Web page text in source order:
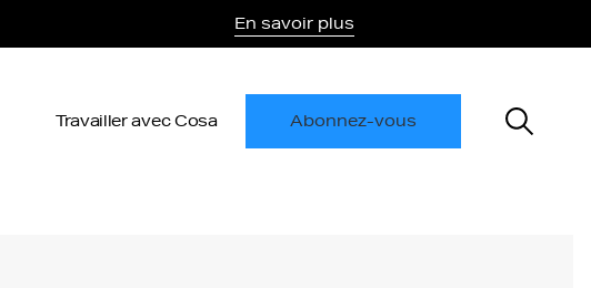
En savoir plus
Travailler avec Cosa Abonnez-vous